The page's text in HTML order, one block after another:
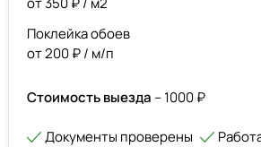
Поклейка обоев
от 200 ₽ / м/п
Стоимость выезда – 1000 ₽
Документы проверены